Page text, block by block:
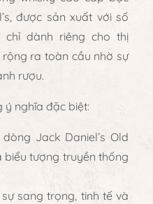
, được sản xuất vớisố
chỉ dành riêng cho thị
ra toàn cầu nhờ sự
rượu.
ý nghĩa đặc biệt:
dòng Jack Daniel’s Old
biểu tượng truyền thống
sự sang trọng, tinh tế và